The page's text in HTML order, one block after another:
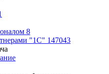
8
"1С" 147043